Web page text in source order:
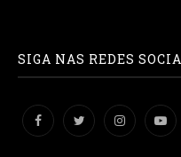
SIGA NAS REDES